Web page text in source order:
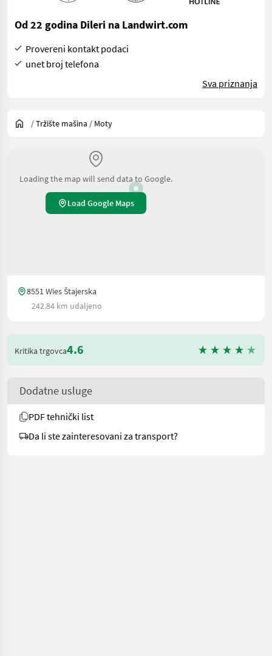
Od 22 godina Dileri na Landwirt.com
Provereni kontakt podaci
unet broj telefona
Sva priznanja
/Tržište mašina / Moty
Loading the map will send data to Google.
Load Google Maps
8551 Wies Štajerska
242.84 km udaljeno
Kritika trgovca4.6
Dodatne usluge
PDF tehnički list
Da li ste zainteresovani za transport?